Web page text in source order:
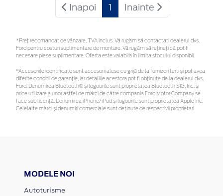
Inapoi 1 Inainte
*Preţ recomandat de vânzare, TVA inclus. Vă rugăm să contactaţi dealerul dvs.
Ford pentru costuri suplimentare de montare. Vă rugăm să rețineți că pot fi
necesare piese suplimentare. Oferta este valabilă în limita stocului disponibil.
*Accesoriile identificate sunt accesorii alese cu grijă de la furnizori terți și pot avea
diferite condiții de garanție, iar detaliile acestora pot fi obținute de la dealerul dvs.
Ford. Denumirea Bluetooth® și logourile sunt proprietatea Bluetooth SIG, Inc. și
orice utilizare a unor astfel de mărci de către compania Ford Motor Company se
face sub licență. Denumirea iPhone/iPod și logourile sunt proprietatea Apple Inc.
Celelalte mărci și denumiri comerciale sunt deținute de respectivii proprietari
MODELE NOI
Autoturisme